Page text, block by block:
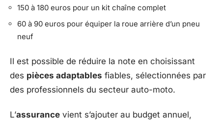
150 à 180 euros pour un kit chaîne complet
60 à 90 euros pour équiper la roue arrière d’un pneu
neuf
Il est possible de réduire la note en choisissant
des pièces adaptables fiables, sélectionnées par
des professionnels du secteur auto-moto.
L’assurance vient s’ajouter au budget annuel,